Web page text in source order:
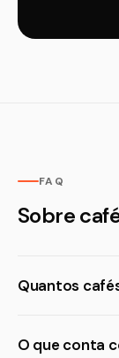
FAQ
Sobre
Quantos
O que conta